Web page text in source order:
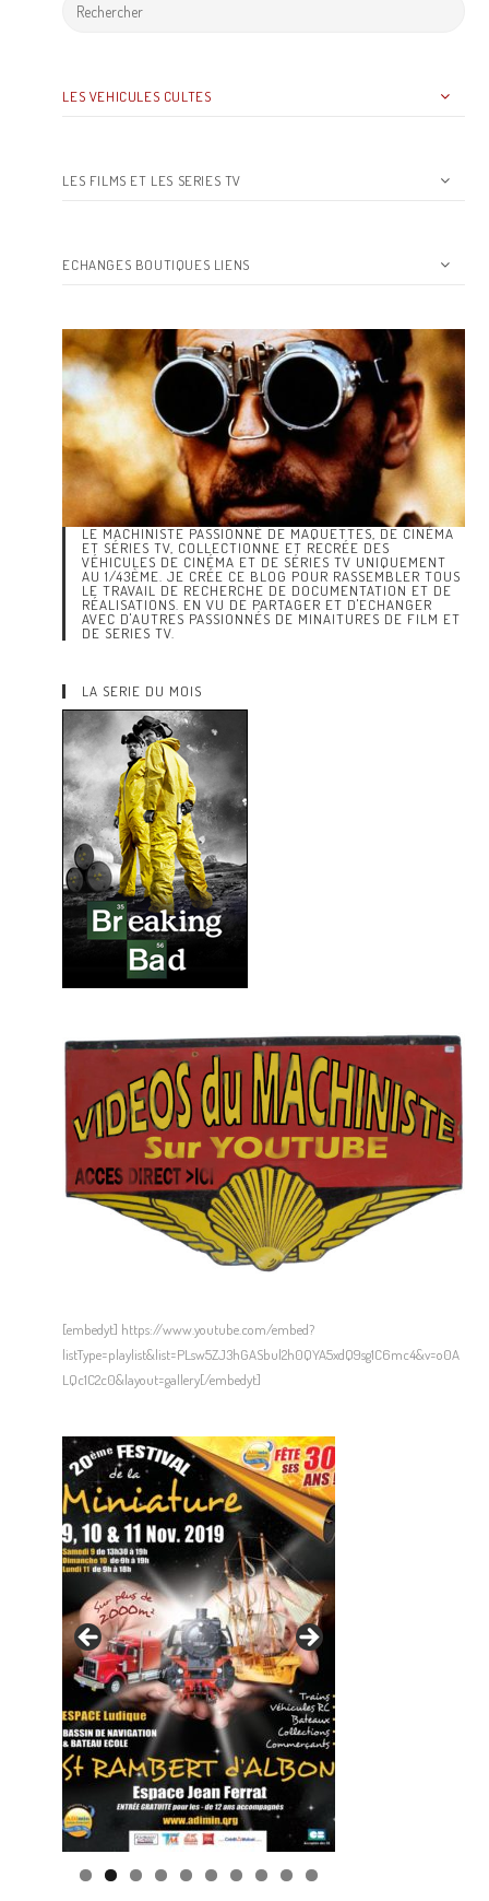
LES VEHICULES CULTES
LES FILMS ET LES SERIES TV
ECHANGES BOUTIQUES LIENS
LE MACHINISTE PASSIONNÉ DE MAQUETTES, DE CINÉMA
ET SÉRIES TV, COLLECTIONNE ET RECRÉE DES
VÉHICULES DE CINÉMA ET DE SÉRIES TV UNIQUEMENT
AU 1/43ÈME. JE CRÉE CE BLOG POUR RASSEMBLER TOUS
LE TRAVAIL DE RECHERCHE DE DOCUMENTATION ET DE
RÉALISATIONS. EN VU DE PARTAGER ET D'ECHANGER
AVEC D'AUTRES PASSIONNÉS DE MINAITURES DE FILM ET
DE SERIES TV.
LA SERIE DU MOIS
[embedyt] https://www.youtube.com/embed?
listType=playlist&list=PLsw5ZJ3hGASbul2h0QYA5xdQ9sg1C6mc4&v=o0A
LQc1C2c0&layout=gallery[/embedyt]